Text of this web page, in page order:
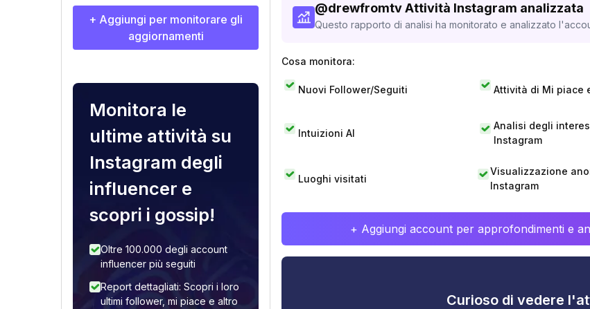
+ Aggiungi per monitorare gli
aggiornamenti
Monitora le
ultime attività su
Instagram degli
influencer e
scopri i gossip!
Oltre 100.000 degli account
influencer più seguiti
Report dettagliati: Scopri i loro
ultimi follower, mi piace e altro
@drewfromtvAttività Instagram analizzata
Questo rapporto di analisi ha monitorato e analizzato
Cosa monitora:
Nuovi Follower/Seguiti Attività di Mi piace
Intuizioni AI
Analisi degli
Instagram
Luoghi visitati
Visualizzazione
Instagram
+ Aggiungi account per approfondimenti e
Curioso di vedere